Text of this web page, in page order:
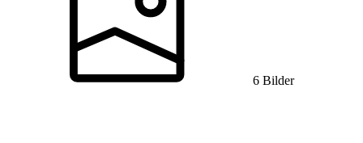
6 Bilder